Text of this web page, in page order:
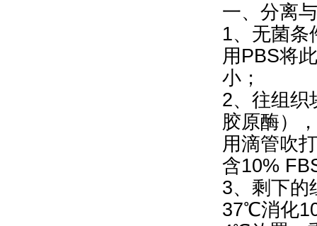
一、分离
1、无菌条
用PBS将
小；
2、往组织
胶原酶）
用滴管吹
含10%
3、剩下的
37℃消化